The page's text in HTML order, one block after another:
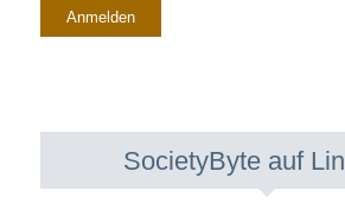
SocietyByte auf